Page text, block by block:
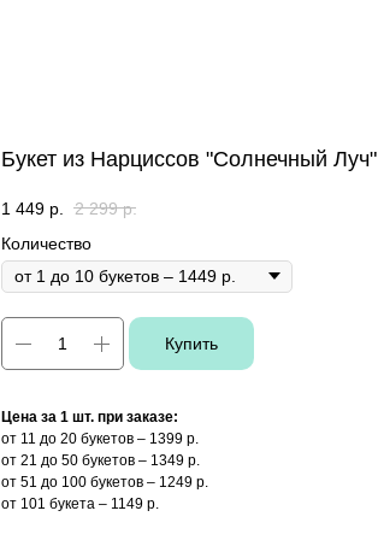
Букет из Нарциссов "Солнечный Луч"
1 449 р. 2 299 р.
Количество
Купить
Цена за 1 шт. при заказе:
от 11 до 20 букетов – 1399 р.
от 21 до 50 букетов – 1349 р.
от 51 до 100 букетов – 1249 р.
от 101 букета – 1149 р.